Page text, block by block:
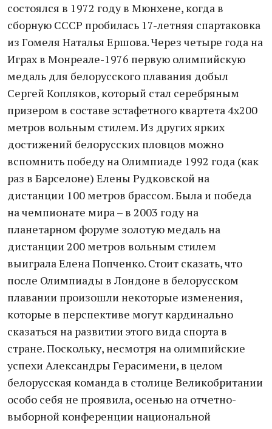
состоялся в 1972 году в Мюнхене, когда в
сборную СССР пробилась 17-летняя спартаковка
из Гомеля Наталья Ершова. Через четыре года на
Играх в Монреале-1976 первую олимпийскую
медаль для белорусского плавания добыл
Сергей Копляков, который стал серебряным
призером в составе эстафетного квартета 4х200
метров вольным стилем. Из других ярких
достижений белорусских пловцов можно
вспомнить победу на Олимпиаде 1992 года (как
раз в Барселоне) Елены Рудковской на
дистанции 100 метров брассом. Была и победа
на чемпионате мира – в 2003 году на
планетарном форуме золотую медаль на
дистанции 200 метров вольным стилем
выиграла Елена Попченко. Стоит сказать, что
после Олимпиады в Лондоне в белорусском
плавании произошли некоторые изменения,
которые в перспективе могут кардинально
сказаться на развитии этого вида спорта в
стране. Поскольку, несмотря на олимпийские
успехи Александры Герасимени, в целом
белорусская команда в столице Великобритании
особо себя не проявила, осенью на отчетно-
выборной конференции национальной